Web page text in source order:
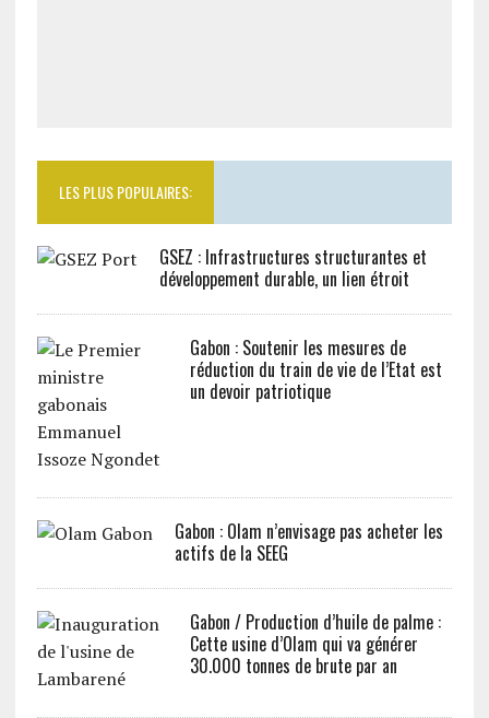
LES PLUS POPULAIRES:
GSEZ : Infrastructures structurantes et
développement durable, un lien étroit
Gabon : Soutenir les mesures de
réduction du train de vie de l’Etat est
un devoir patriotique
Gabon : Olam n’envisage pas acheter les
actifs de la SEEG
Gabon / Production d’huile de palme :
Cette usine d’Olam qui va générer
30.000 tonnes de brute par an